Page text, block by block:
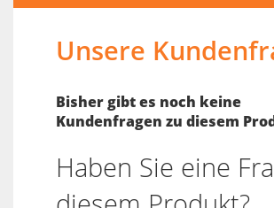
Unsere
Bisher gibt es noch keine
Kundenfragen zu diesem
Haben Sie eine